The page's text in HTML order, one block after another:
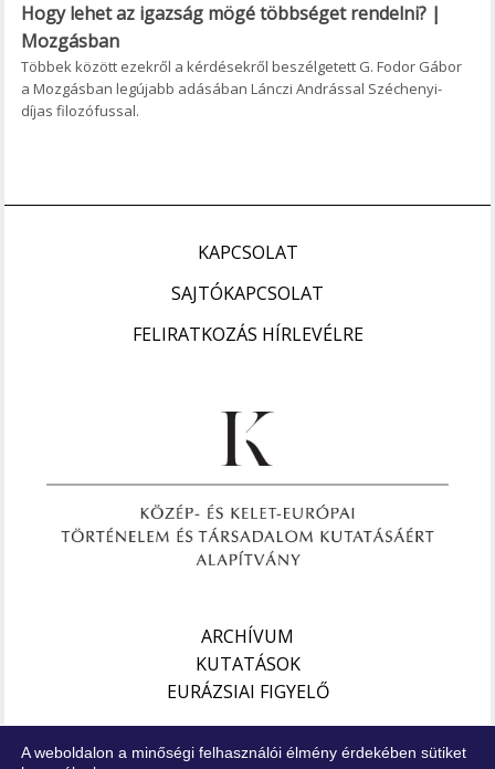
Hogy lehet az igazság mögé többséget rendelni? |
Mozgásban
Többek között ezekről a kérdésekről beszélgetett G. Fodor Gábor
a Mozgásban legújabb adásában Lánczi Andrással Széchenyi-
díjas filozófussal.
KAPCSOLAT
SAJTÓKAPCSOLAT
FELIRATKOZÁS HÍRLEVÉLRE
ARCHÍVUM
KUTATÁSOK
EURÁZSIAI FIGYELŐ
Impresszum
A weboldalon a minőségi felhasználói élmény érdekében sütiket